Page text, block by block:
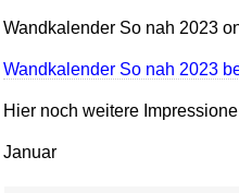
Wandkalender So nah 2023
Wandkalender So nah 2023
Hier noch weitere
Januar